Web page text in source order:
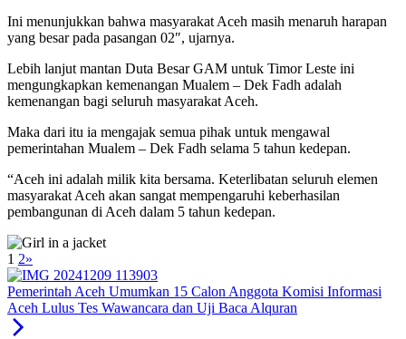
Ini menunjukkan bahwa masyarakat Aceh masih menaruh harapan
yang besar pada pasangan 02″, ujarnya.
Lebih lanjut mantan Duta Besar GAM untuk Timor Leste ini
mengungkapkan kemenangan Mualem – Dek Fadh adalah
kemenangan bagi seluruh masyarakat Aceh.
Maka dari itu ia mengajak semua pihak untuk mengawal
pemerintahan Mualem – Dek Fadh selama 5 tahun kedepan.
“Aceh ini adalah milik kita bersama. Keterlibatan seluruh elemen
masyarakat Aceh akan sangat mempengaruhi keberhasilan
pembangunan di Aceh dalam 5 tahun kedepan.
1 2»
Pemerintah Aceh Umumkan 15 Calon Anggota Komisi Informasi
Aceh Lulus Tes Wawancara dan Uji Baca Alquran